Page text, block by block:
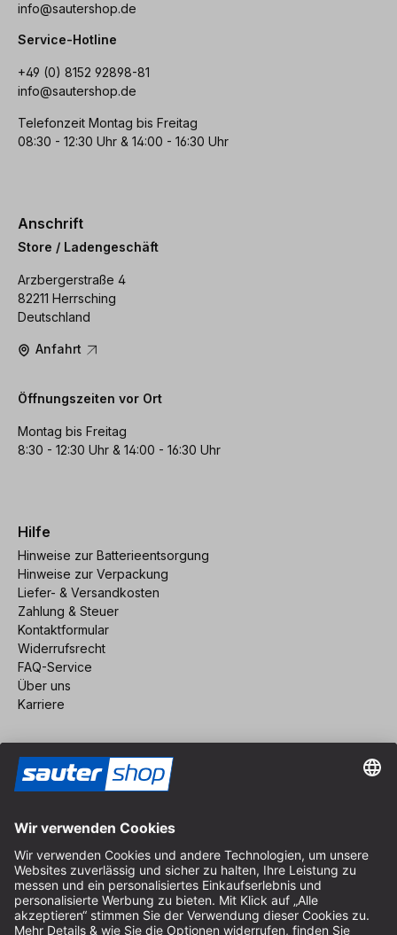
info@sautershop.de
Service-Hotline
+49 (0) 8152 92898-81
info@sautershop.de
Telefonzeit Montag bis Freitag
08:30 - 12:30 Uhr & 14:00 - 16:30 Uhr
Anschrift
Store / Ladengeschäft
Arzbergerstraße 4
82211 Herrsching
Deutschland
Anfahrt
Öffnungszeiten vor Ort
Montag bis Freitag
8:30 - 12:30 Uhr & 14:00 - 16:30 Uhr
Hilfe
Hinweise zur Batterieentsorgung
Hinweise zur Verpackung
Liefer- & Versandkosten
Zahlung & Steuer
Kontaktformular
Widerrufsrecht
FAQ-Service
Über uns
Karriere
Impressum
AGB
Datenschutz